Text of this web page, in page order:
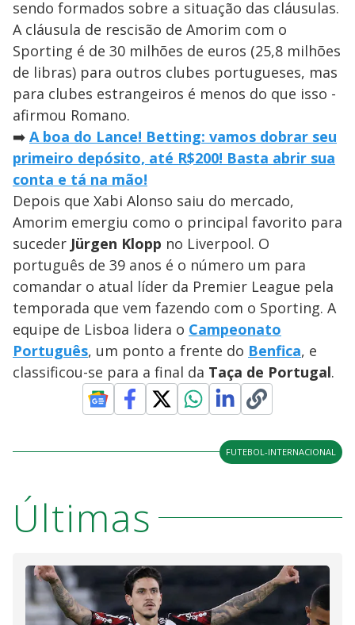
sendo formados sobre a situação das cláusulas.
A cláusula de rescisão de Amorim com o
Sporting é de 30 milhões de euros (25,8 milhões
de libras) para outros clubes portugueses, mas
para clubes estrangeiros é menos do que isso -
afirmou Romano.
➡️ A boa do Lance! Betting: vamos dobrar seu
primeiro depósito, até R$200! Basta abrir sua
conta e tá na mão!
Depois que Xabi Alonso saiu do mercado,
Amorim emergiu como o principal favorito para
suceder Jürgen Klopp no Liverpool. O
português de 39 anos é o número um para
comandar o atual líder da Premier League pela
temporada que vem fazendo com o Sporting. A
equipe de Lisboa lidera o Campeonato
Português, um ponto a frente do Benfica, e
classificou-se para a final da Taça de Portugal.
FUTEBOL-INTERNACIONAL
Últimas